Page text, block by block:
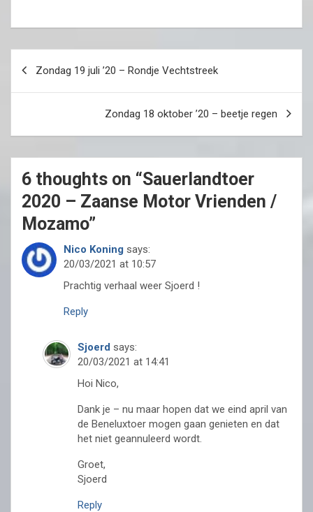
navigation
Zondag 19 juli ’20 – Rondje Vechtstreek
Zondag 18 oktober ’20 – beetje regen
6 thoughts on “Sauerlandtoer
2020 – Zaanse Motor Vrienden /
Mozamo”
Nico Koning says:
20/03/2021 at 10:57
Prachtig verhaal weer Sjoerd !
Reply
Sjoerd says:
20/03/2021 at 14:41
Hoi Nico,
Dank je – nu maar hopen dat we eind april van
de Beneluxtoer mogen gaan genieten en dat
het niet geannuleerd wordt.
Groet,
Sjoerd
Reply